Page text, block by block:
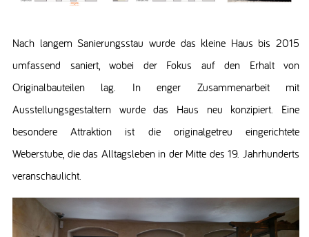
Nach langem Sanierungsstau wurde das kleine Haus bis 2015
umfassend saniert, wobei der Fokus auf den Erhalt von
Originalbauteilen lag. In enger Zusammenarbeit mit
Ausstellungsgestaltern wurde das Haus neu konzipiert. Eine
besondere Attraktion ist die originalgetreu eingerichtete
Weberstube, die das Alltagsleben in der Mitte des 19. Jahrhunderts
veranschaulicht.